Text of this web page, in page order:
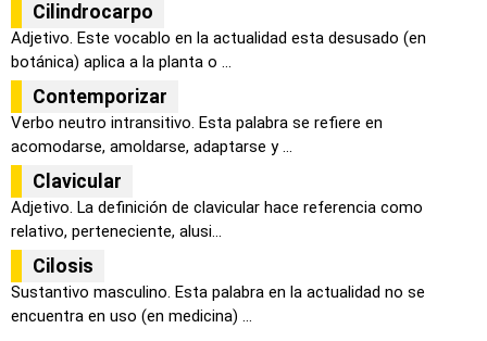
Cilindrocarpo
Adjetivo. Este vocablo en la actualidad esta desusado (en
botánica) aplica a la planta o ...
Contemporizar
Verbo neutro intransitivo. Esta palabra se refiere en
acomodarse, amoldarse, adaptarse y ...
Clavicular
Adjetivo. La definición de clavicular hace referencia como
relativo, perteneciente, alusi...
Cilosis
Sustantivo masculino. Esta palabra en la actualidad no se
encuentra en uso (en medicina) ...